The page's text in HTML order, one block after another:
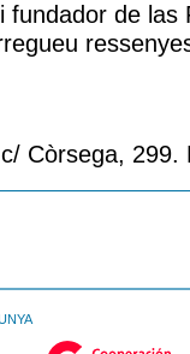
de las
Còrsega, 299.